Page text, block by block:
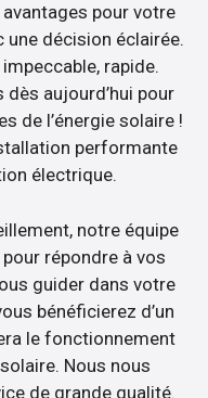
pour votre
décision éclairée.
rapide.
dès aujourd’hui pour
de l’énergie solaire !
performante
électrique.
notre équipe
répondre à vos
guider dans votre
bénéficierez d’un
le fonctionnement
Nous nous
de grande qualité.